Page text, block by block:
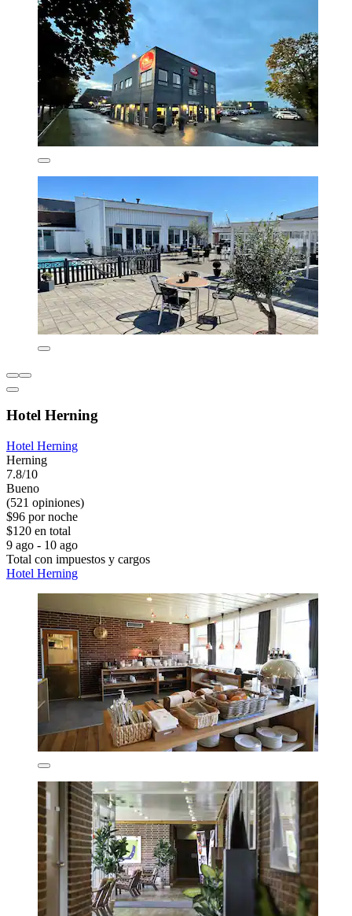
Hotel Herning
Hotel Herning
Herning
7.8/10
Bueno
(521 opiniones)
$96 por noche
$120 en total
9 ago - 10 ago
Total con impuestos y cargos
Hotel Herning